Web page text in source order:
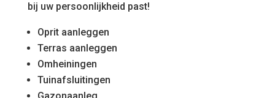
bij uw persoonlijkheid past!
Oprit aanleggen
Terras aanleggen
Omheiningen
Tuinafsluitingen